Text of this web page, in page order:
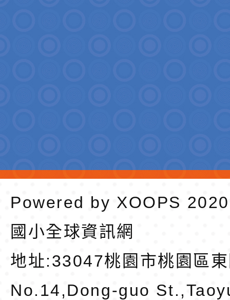
Powered by XOOPS
國小全球資訊網
地址:33047桃園市桃園區
No.14,Dong-guo